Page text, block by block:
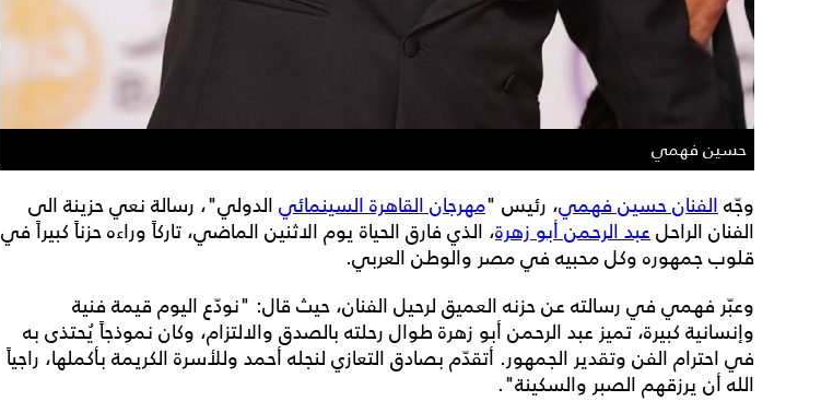
حسين فهمي
وجّهالفنان حسين فهمي، رئيس "مهرجان القاهرة السينمائي الدولي"، رسالة نعي حزينة الى
الفنان الراحلعبد الرحمن أبو زهرة، الذي فارق الحياة يوم الاثنين الماضي، تاركاً وراءه حزناً كبيراً في
قلوب جمهوره وكل محبيه في مصر والوطن العربي.
وعبّر فهمي في رسالته عن حزنه العميق لرحيل الفنان، حيث قال: "نودّع اليوم قيمة فنية
وإنسانية كبيرة، تميز عبد الرحمن أبو زهرة طوال رحلته بالصدق والالتزام، وكان نموذجاً يُحتذى به
في احترام الفن وتقدير الجمهور. أتقدّم بصادق التعازي لنجله أحمد وللأسرة الكريمة بأكملها، راجياً
الله أن يرزقهم الصبر والسكينة".